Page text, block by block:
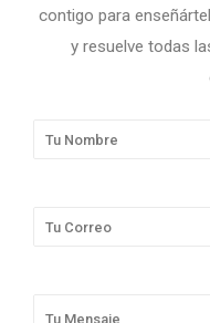
contigo para
y resuelve todas